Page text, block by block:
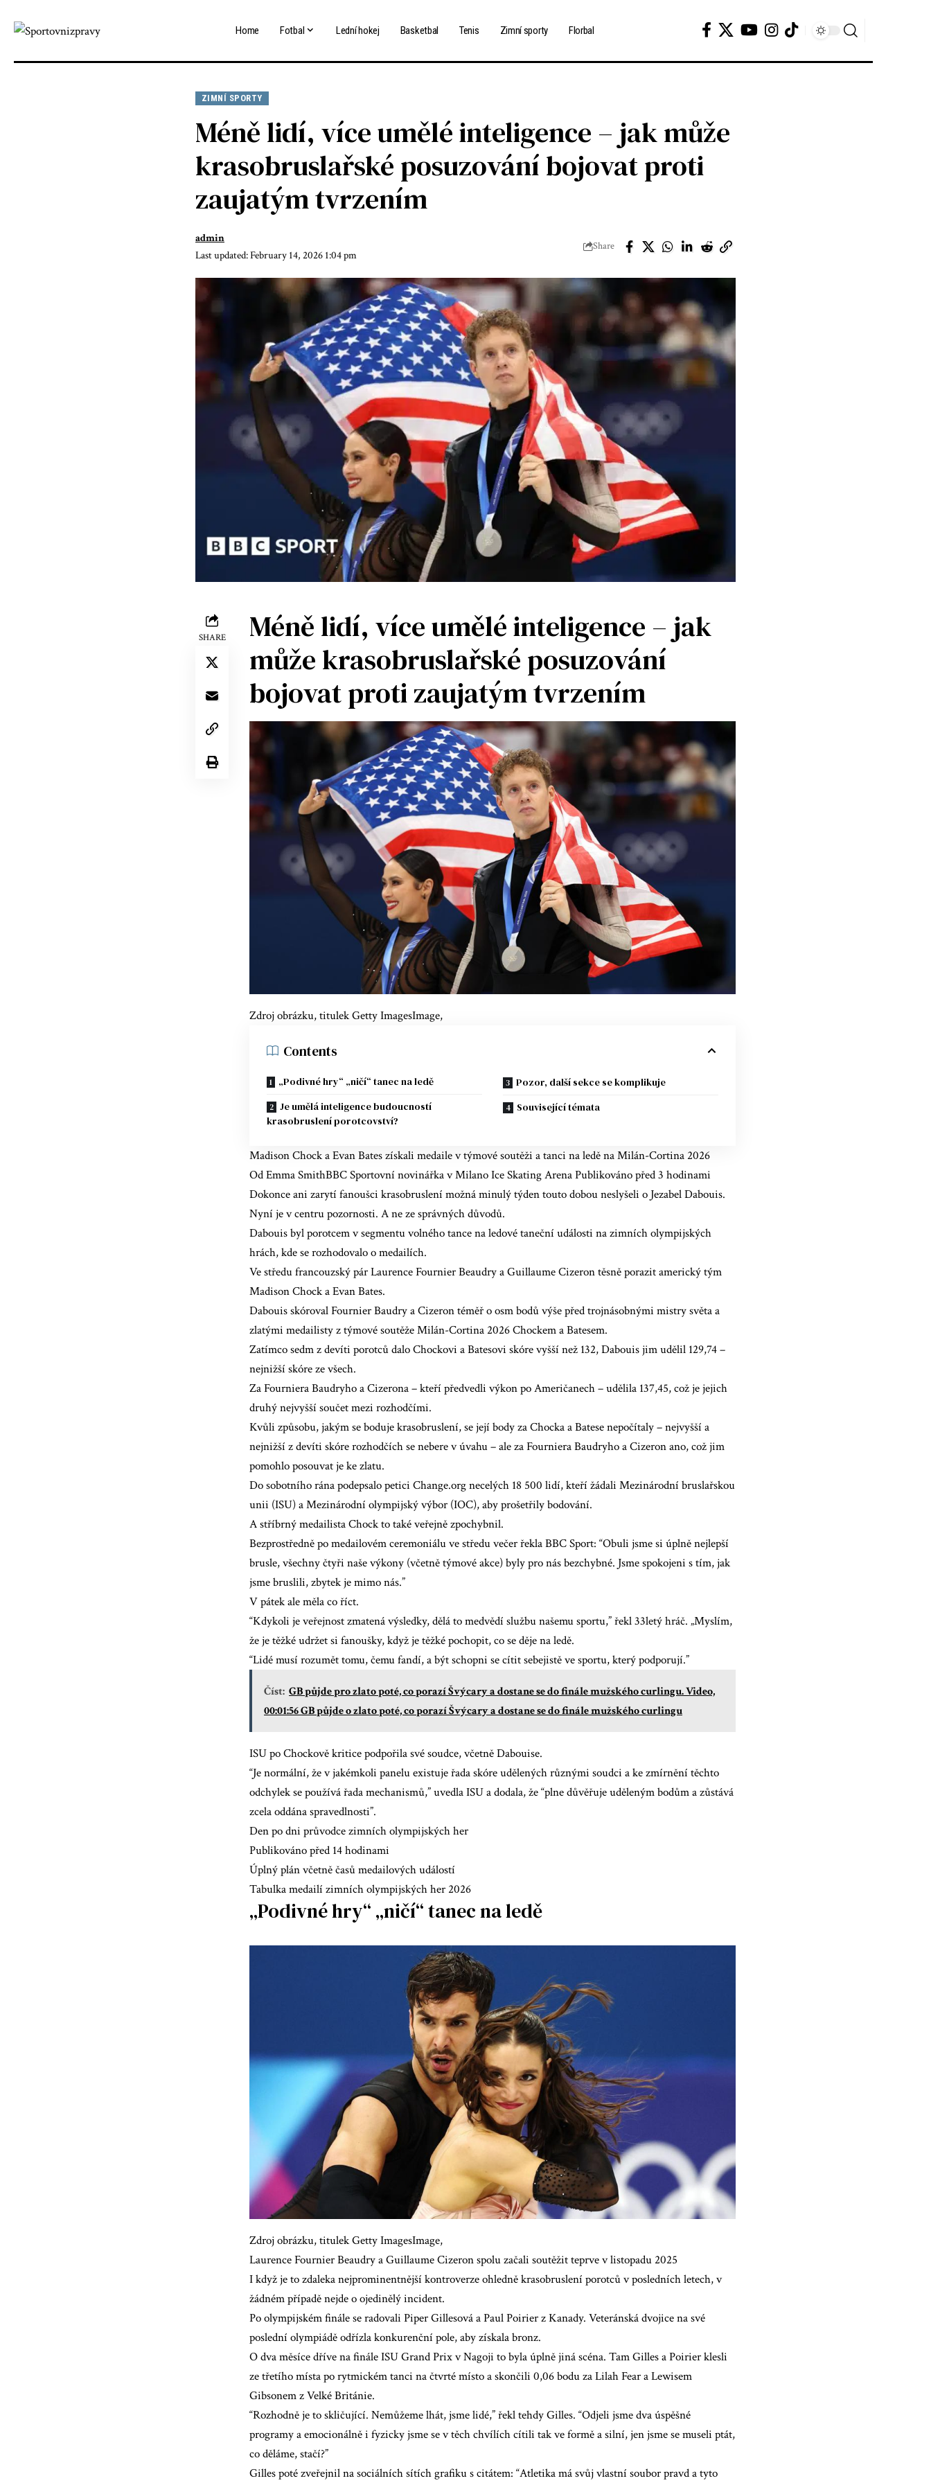
Home Fotbal Lední hokej Basketbal Tenis Zimní sporty Florbal
ZIMNÍ SPORTY
Méně lidí, více umělé inteligence – jak může
krasobruslařské posuzování bojovat proti
zaujatým tvrzením
Last updated: February 14, 2026 1:04 pm
admin
Share
SHARE
Méně lidí, více umělé inteligence – jak
může krasobruslařské posuzování
bojovat proti zaujatým tvrzením
Zdroj obrázku, titulek Getty ImagesImage,
Contents
„Podivné hry“ „ničí“ tanec na ledě
Je umělá inteligence budoucností
krasobruslení porotcovství?
Pozor, další sekce se komplikuje
Související témata
Madison Chock a Evan Bates získali medaile v týmové soutěži a tanci na ledě na Milán-Cortina 2026
Od Emma SmithBBC Sportovní novinářka v Milano Ice Skating Arena Publikováno před 3 hodinami
Dokonce ani zarytí fanoušci krasobruslení možná minulý týden touto dobou neslyšeli o Jezabel Dabouis.
Nyní je v centru pozornosti. A ne ze správných důvodů.
Dabouis byl porotcem v segmentu volného tance na ledové taneční události na zimních olympijských
hrách, kde se rozhodovalo o medailích.
Ve středu francouzský pár Laurence Fournier Beaudry a Guillaume Cizerontěsně porazitamerický tým
Madison Chock a Evan Bates.
Dabouis skóroval Fournier Baudry a Cizeron téměř o osm bodů výše před trojnásobnými mistry světa a
zlatými medailisty z týmové soutěže Milán-Cortina 2026 Chockem a Batesem.
Zatímco sedm z devíti porotců dalo Chockovi a Batesovi skóre vyšší než 132, Dabouis jim udělil 129,74 –
nejnižší skóre ze všech.
Za Fourniera Baudryho a Cizerona – kteří předvedli výkon po Američanech – udělila 137,45, což je jejich
druhý nejvyšší součet mezi rozhodčími.
Kvůli způsobu, jakým se boduje krasobruslení, se její body za Chocka a Batese nepočítaly – nejvyšší a
nejnižší z devíti skóre rozhodčích se nebere v úvahu – ale za Fourniera Baudryho a Cizeron ano, což jim
pomohlo posouvat je ke zlatu.
Do sobotního rána podepsalo petici Change.org necelých 18 500 lidí, kteří žádali Mezinárodní bruslařskou
unii (ISU) a Mezinárodní olympijský výbor (IOC), aby prošetřily bodování.
A stříbrný medailista Chock to také veřejně zpochybnil.
Bezprostředně po medailovém ceremoniálu ve středu večer řekla BBC Sport: “Obuli jsme si úplně nejlepší
brusle, všechny čtyři naše výkony (včetně týmové akce) byly pro nás bezchybné. Jsme spokojeni s tím, jak
jsme bruslili, zbytek je mimo nás.”
V pátek ale měla co říct.
“Kdykoli je veřejnost zmatená výsledky, dělá to medvědí službu našemu sportu,” řekl 33letý hráč. „Myslím,
že je těžké udržet si fanoušky, když je těžké pochopit, co se děje na ledě.
“Lidé musí rozumět tomu, čemu fandí, a být schopni se cítit sebejistě ve sportu, který podporují.”
Číst: GB půjde pro zlato poté, co porazí Švýcary a dostane se do finále mužského curlingu. Video,
00:01:56 GB půjde o zlato poté, co porazí Švýcary a dostane se do finále mužského curlingu
ISU po Chockově kritice podpořila své soudce, včetně Dabouise.
“Je normální, že v jakémkoli panelu existuje řada skóre udělených různými soudci a ke zmírnění těchto
odchylek se používá řada mechanismů,” uvedla ISU a dodala, že “plne důvěřuje uděleným bodům a zůstává
zcela oddána spravedlnosti”.
Den po dni průvodce zimních olympijských her
Publikováno před 14 hodinami
Úplný plán včetně časů medailových událostí
Tabulka medailí zimních olympijských her 2026
„Podivné hry“ „ničí“ tanec na ledě
Zdroj obrázku, titulek Getty ImagesImage,
Laurence Fournier Beaudry a Guillaume Cizeron spolu začali soutěžit teprve v listopadu 2025
I když je to zdaleka nejprominentnější kontroverze ohledně krasobruslení porotců v posledních letech, v
žádném případě nejde o ojedinělý incident.
Po olympijském finále se radovali Piper Gillesová a Paul Poirier z Kanady. Veteránská dvojice na své
poslední olympiádě odřízla konkurenční pole, aby získala bronz.
O dva měsíce dříve na finále ISU Grand Prix v Nagoji to byla úplně jiná scéna. Tam Gilles a Poirier klesli
ze třetího místa po rytmickém tanci na čtvrté místo a skončili 0,06 bodu za Lilah Fear a Lewisem
Gibsonem z Velké Británie.
“Rozhodně je to skličující. Nemůžeme lhát, jsme lidé,” řekl tehdy Gilles. “Odjeli jsme dva úspěšné
programy a emocionálně i fyzicky jsme se v těch chvílích cítili tak ve formě a silní, jen jsme se museli ptát,
co děláme, stačí?”
Gilles poté zveřejnil na sociálních sítích grafiku s citátem: “Atletika má svůj vlastní soubor pravd a tyto